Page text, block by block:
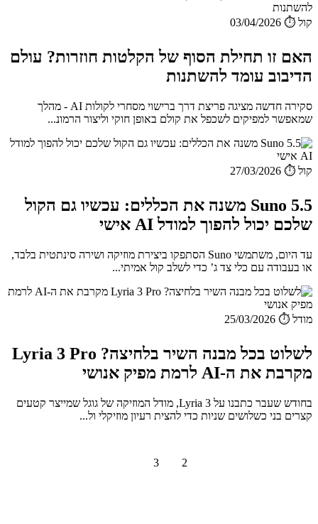
קול ⏱️ 03/04/2026
האם זו תחילת הסוף של הקלטות חוזרות? עולם
הדיבוב עומד להשתנות
סקירה חדשה מציגה פריצת דרך ברישוי מסחרי לקולות AI - מהלך
שמאפשר למפיקים לשכפל את קולם באופן חוקי וליצור הרמונ...
קול ⏱️ 27/03/2026
Suno 5.5 משנה את הכללים: עכשיו גם הקול
שלכם יכול להפוך למודל AI אישי
עד היום, משתמשי Suno הסתפקו ביצירת מוזיקה ושירה סינתטית בלבד,
או בעבודה עם כלי צד ג’ כדי לשלב קול אמיתי...
מודל ⏱️ 25/03/2026
לשלוט בכל מבנה השיר בלחיצה? Lyria 3 Pro
מקרבת את ה-AI לרמת מפיק אנושי
בחודש שעבר כתבנו על Lyria 3, מודל המוזיקה של גוגל שמייצר קטעים
קצרים בני כשלושים שניות כדי להצית רעיון מוזיקלי ול...
2
3